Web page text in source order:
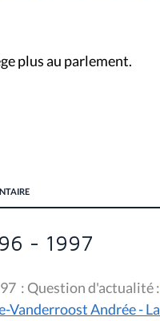
plus au parlement.
- 1997
: Question d'actualité :
Vanderroost Andrée - La